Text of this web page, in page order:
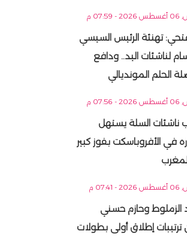
م
تهنئة الرئيس السيسي
لناشئات اليد.. ودافع
الحلم المونديالي
م
ناشئات السلة يستهل
في الأفروباسكت بفوز كبير
م
وحازم حسني
ترتيبات إطلاق أولى بطولات